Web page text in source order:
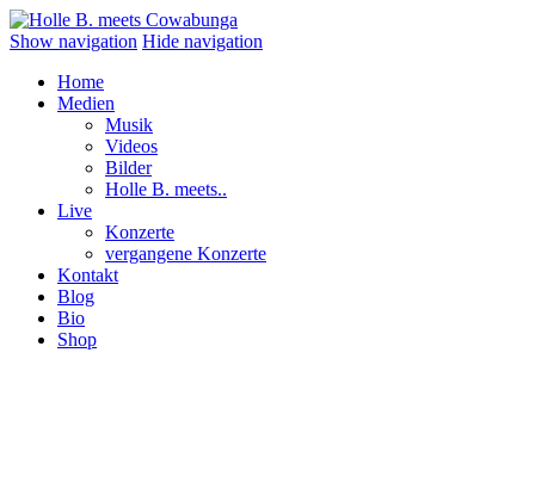
Show navigation Hide navigation
Home
Medien
Musik
Videos
Bilder
Holle B. meets..
Live
Konzerte
vergangene Konzerte
Kontakt
Blog
Bio
Shop